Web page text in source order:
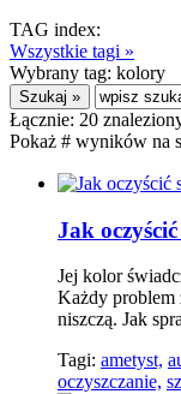
TAG index:
Wszystkie tagi »
Wybrany tag: kolory
Łącznie: 20
Pokaż # wyników na
Jak
Jej kolor
Każdy problem
niszczą. Jak
Tagi: ametyst,
oczyszczanie,